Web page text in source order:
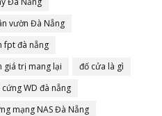
vườn Đà Nẵng
fpt đà nẵng
giá trị mang lại
đố cửa là gì
cứng WD đà nẵng
mạng NAS Đà Nẵng